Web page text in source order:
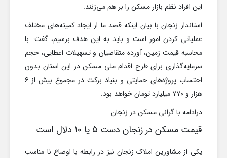
این افراد نظم بازار مسکن را بر هم می‌زنند.
استاندار زنجان با بیان اینکه قصد ما از ایجاد کمیته‌های مختلف
عملیاتی کردن امور است و باید به این هدف برسیم، گفت: با
محاسبه قیمت زمین، آورده متقاضیان و تسهیلات اعطایی، حجم
سرمایه‌گذاری برای طرح اقدام ملی مسکن در این استان بدون
احتساب پروژه‌های حمایتی و بنیاد برکت در مجموع بیش از ۶
هزار و ۷۷۰ میلیارد تومان خواهد بود.
درادامه با گرانی مسکن در زنجان
قیمت مسکن در زنجان دست 5 یا 10 دلال است
یکی از مشاورین املاک زنجان نیز در رابطه با اوضاع نا مناسب